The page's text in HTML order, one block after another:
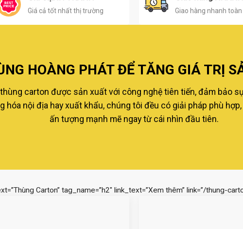
Giá cả tốt nhất thị trường Giao hàng nhanh
HOÀNG PHÁT ĐỂ TĂNG GIÁ TRỊ
carton được sản xuất với công nghệ tiên tiến, đảm bảo
hóa nội địa hay xuất khẩu, chúng tôi đều có giải pháp phù
ấn tượng mạnh mẽ ngay từ cái nhìn đầu tiên.
Carton” tag_name=”h2″ link_text=”Xem thêm” link=”/thung-